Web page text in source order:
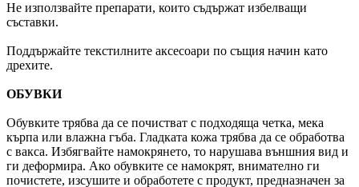
Не използвайте препарати, които съдържат избелващи
съставки.
Поддържайте текстилните аксесоари по същия начин като
дрехите.
ОБУВКИ
Обувките трябва да се почистват с подходяща четка, мека
кърпа или влажна гъба. Гладката кожа трябва да се обработва
с вакса. Избягвайте намокрянето, то нарушава външния вид и
ги деформира. Ако обувките се намокрят, внимателно ги
почистете, изсушите и обработете с продукт, предназначен за